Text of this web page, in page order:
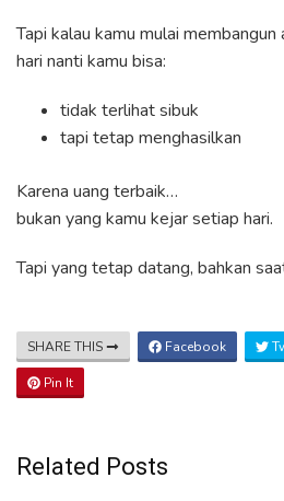
Tapi kalau kamu mulai
hari nanti kamu bisa:
tidak terlihat sibuk
tapi tetap menghasilkan
Karena uang terbaik…
bukan yang kamu kejar setiap hari.
Tapi yang tetap datang, bahkan
SHARE THIS Facebook
Pin It
Related Posts